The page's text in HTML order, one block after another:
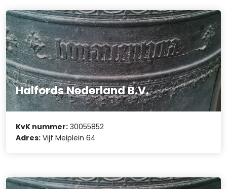
Halfords Nederland B.V.
KvK nummer: 30055852
Adres: Vijf Meiplein 64